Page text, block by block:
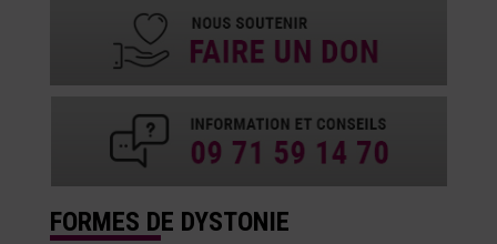
FORMES DE DYSTONIE